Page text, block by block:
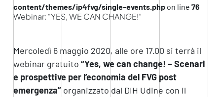
content/themes/ip4fvg/single-events.phpon line 76
Webinar: “YES, WE CAN CHANGE!”
Mercoledì 6 maggio 2020, alle ore 17.00 si terrà il
webinar gratuito “Yes, we can change! – Scenari
e prospettive per l’economia del FVG post
emergenza”organizzato dal DIH Udine con il